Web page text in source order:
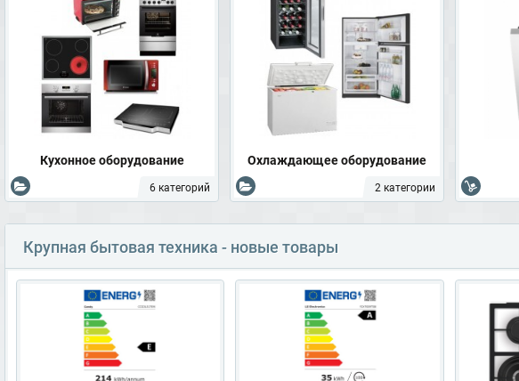
Кухонное оборудование
6 категорий
Охлаждающее оборудование
2 категории
Крупная бытовая техника - новые товары